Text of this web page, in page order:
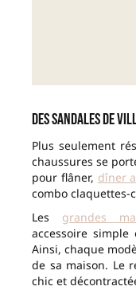
Des sandales de
Plus seulement
chaussures se
pour flâner, dîner
combo claquettes-
Les grandes
accessoire
Ainsi, chaque
de sa maison. Le
chic et